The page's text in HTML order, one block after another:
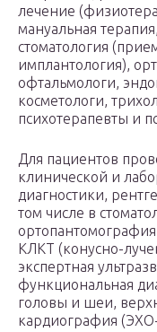
лечение
мануальная
стоматология
имплантология),
офтальмологи,
косметологи,
психотерапевты и
Для пациентов
клинической и
диагностики,
том числе в
КЛКТ (конусно-
экспертная
функциональная
головы и шеи,
кардиография